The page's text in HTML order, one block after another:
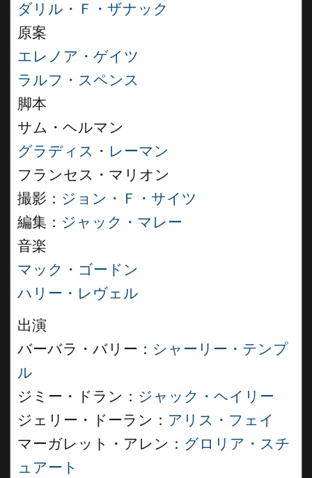
ダリル・Ｆ・ザナック
原案
エレノア・ゲイツ
ラルフ・スペンス
脚本
サム・ヘルマン
グラディス・レーマン
フランセス・マリオン
撮影： ジョン・Ｆ・サイツ
編集： ジャック・マレー
音楽
マック・ゴードン
ハリー・レヴェル
出演
バーバラ・バリー： シャーリー・テンプ
ル
ジミー・ドラン： ジャック・ヘイリー
ジェリー・ドーラン： アリス・フェイ
マーガレット・アレン： グロリア・スチ
ュアート